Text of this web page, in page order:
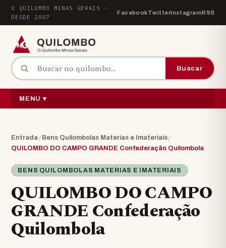
Pular para o conteúdo
O QUILOMBO MINAS GERAIS ·
DESDE 2007
FacebookTwitterInstagramRSS
Buscar por: Buscar
MENU ▾
Entrada/ Bens Quilombolas Materias e Imateriais/
QUILOMBO DO CAMPO GRANDE Confederação Quilombola
BENS QUILOMBOLAS MATERIAS E IMATERIAIS
QUILOMBO DO CAMPO
GRANDE Confederação
Quilombola